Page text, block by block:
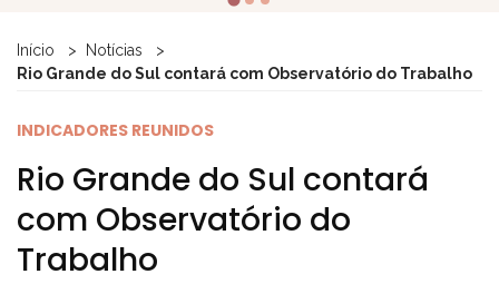
Início
Notícias
Rio Grande do Sul contará com Observatório do Trabalho
INDICADORES REUNIDOS
Rio Grande do Sul contará
com Observatório do
Trabalho